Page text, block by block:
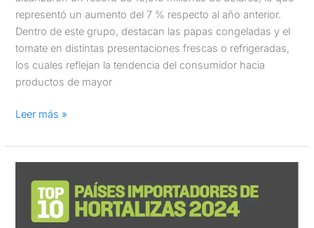
representó un aumento del 7 % respecto al año anterior.
Dentro de este grupo, destacan las papas congeladas y el
tomate en distintas presentaciones frescas o refrigeradas,
los cuales reflejan la tendencia del consumidor hacia
productos de mayor
Leer más »
Países
Importadores